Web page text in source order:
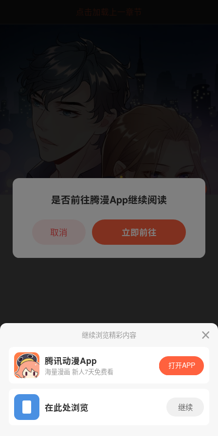
点击加载上一章节
App免费看
腾漫App免费看
继续浏览精彩内容
腾讯动漫App
海量漫画 新人7天免费看
打开APP
在此处浏览 继续
本章节仅支持App阅读，可打开App新用
户7天免费看
是否前往腾漫App继续阅读
立即前往
取消